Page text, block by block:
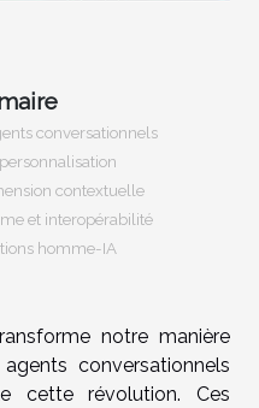
conversationnels
contextuelle
et interopérabilité
homme-IA
notre manière
conversationnels
cette révolution. Ces